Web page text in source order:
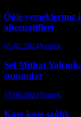
Öğle yemekleriniz
alternatifleri
05.02.2024Yemek
Şef Mithat
sunumlar
17.06.2021Yemek
Kase kase sağlık